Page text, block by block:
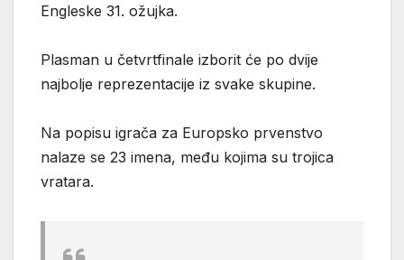
Engleske 31. ožujka.
Plasman u četvrtfinale izborit će po dvije
najbolje reprezentacije iz svake skupine.
Na popisu igrača za Europsko prvenstvo
nalaze se 23 imena, među kojima su trojica
vratara.